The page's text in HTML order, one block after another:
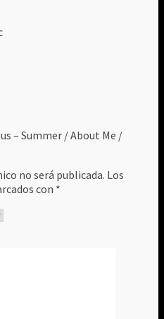
– Summer / About Me /
no será publicada. Los
con *